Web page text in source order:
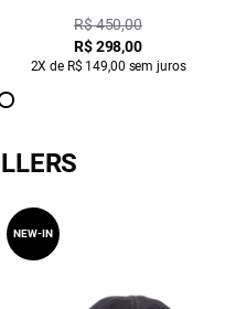
R$ 450,00
R$ 298,00
2X de R$ 149,00 sem juros
NEW-IN